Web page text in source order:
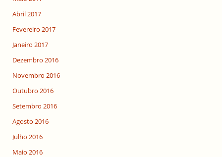
Abril 2017
Fevereiro 2017
Janeiro 2017
Dezembro 2016
Novembro 2016
Outubro 2016
Setembro 2016
Agosto 2016
Julho 2016
Maio 2016